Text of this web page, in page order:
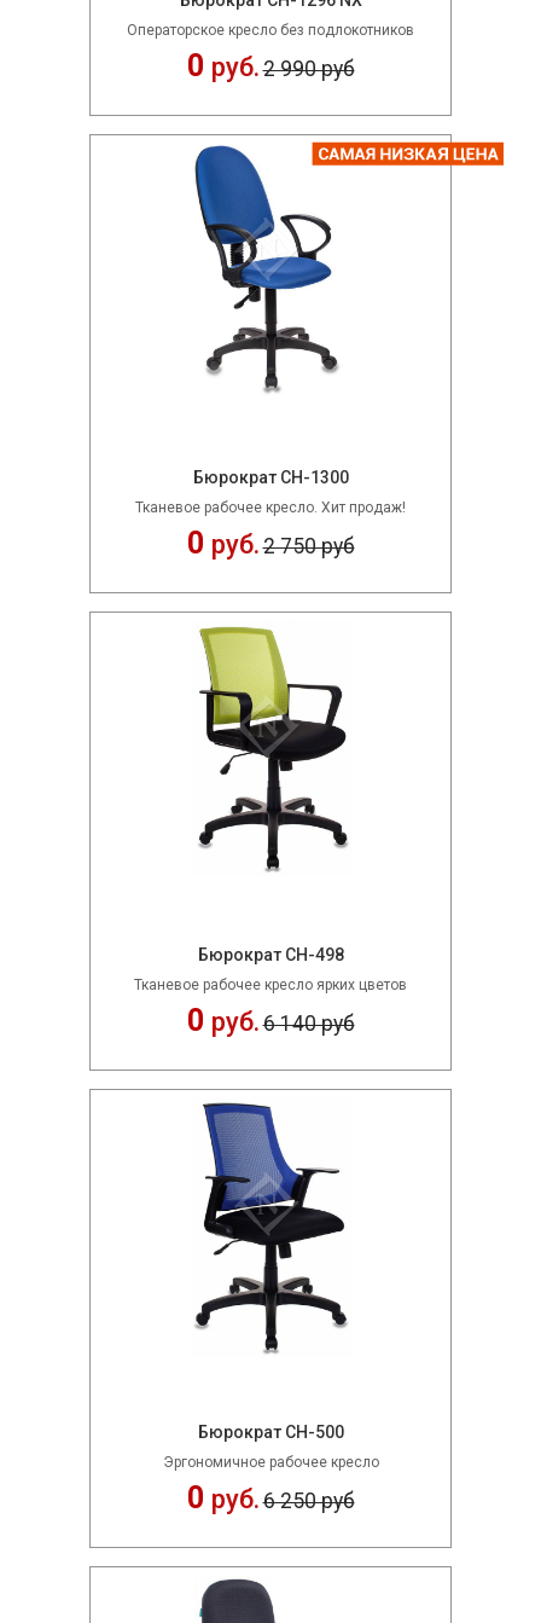
Операторское кресло без подлокотников
0 руб.2 990 руб
Бюрократ CH-1300
Тканевое рабочее кресло. Хит продаж!
0 руб.2 750 руб
Бюрократ CH-498
Тканевое рабочее кресло ярких цветов
0 руб.6 140 руб
Бюрократ CH-500
Эргономичное рабочее кресло
0 руб.6 250 руб